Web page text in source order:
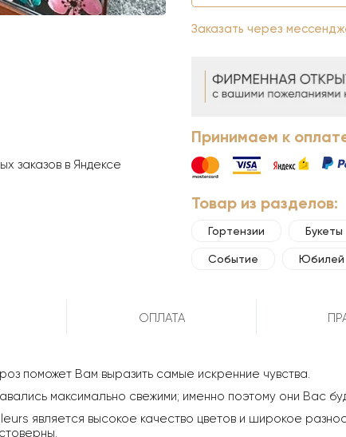
заказов в Яндексе
Заказать через
Принимаем к
Товар из разделов:
Гортензии Букеты
Событие Юбилей
ОПЛАТА
поможет Вам выразить самые искренние чувства.
максимально свежими; именно поэтому они Вас
является высокое качество цветов и широкое